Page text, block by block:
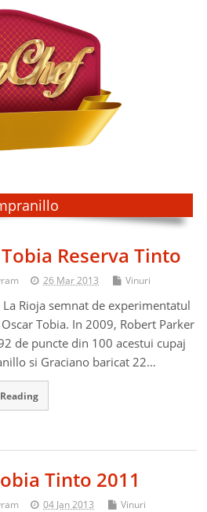
Reserva Tinto
26 Mar 2013 Vinuri
Rioja semnat de experimentatul
Tobia. In 2009, Robert Parker
de puncte din 100 acestui cupaj
si Graciano baricat 22…
Tinto 2011
04 Jan 2013 Vinuri